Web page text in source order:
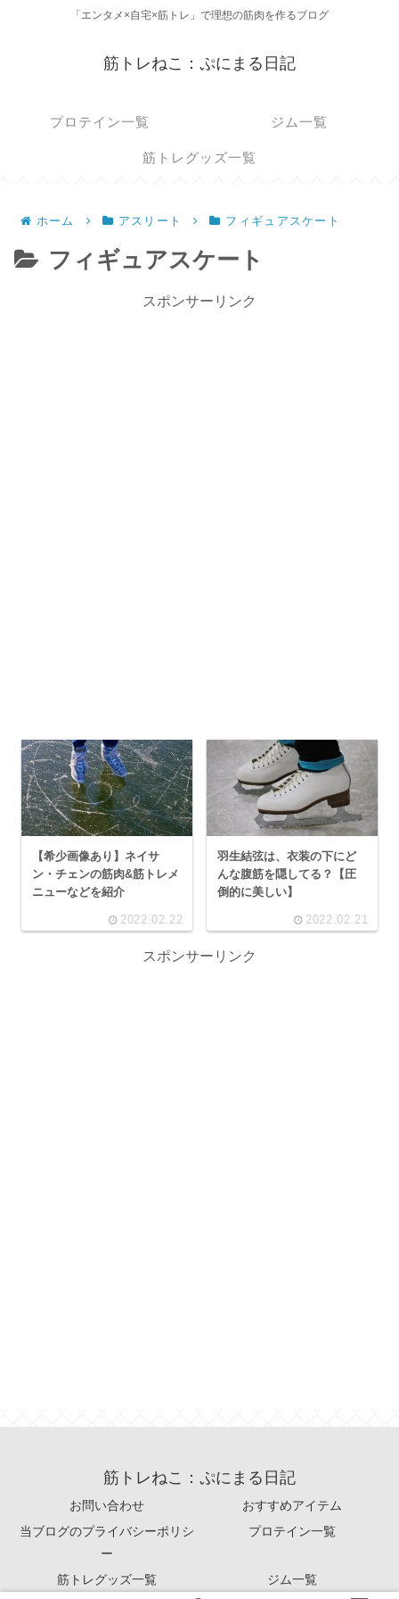
「エンタメ×自宅×筋トレ」で理想の筋肉を作るブログ
筋トレねこ：ぷにまる日記
プロテイン一覧 ジム一覧
筋トレグッズ一覧
ホーム アスリート フィギュアスケート
フィギュアスケート
スポンサーリンク
【希少画像あり】ネイサ
ン・チェンの筋肉&筋トレメ
ニューなどを紹介
2022.02.22
羽生結弦は、衣装の下にど
んな腹筋を隠してる？【圧
倒的に美しい】
2022.02.21
スポンサーリンク
筋トレねこ：ぷにまる日記
お問い合わせ
おすすめアイテム
当ブログのプライバシーポリシ
ー
プロテイン一覧
筋トレグッズ一覧 ジム一覧